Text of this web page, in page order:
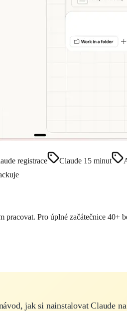
registrace Claude 15 minut
pracovat. Pro úplné začátečnice 40+
jak si nainstalovat Claude